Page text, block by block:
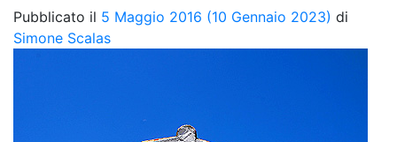
Pubblicato il 5 Maggio 2016 (10 Gennaio 2023) di
Simone Scalas